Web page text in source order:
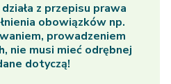
z przepisu prawa
obowiązków np.
prowadzeniem
nie musi mieć odrębnej
dotyczą!